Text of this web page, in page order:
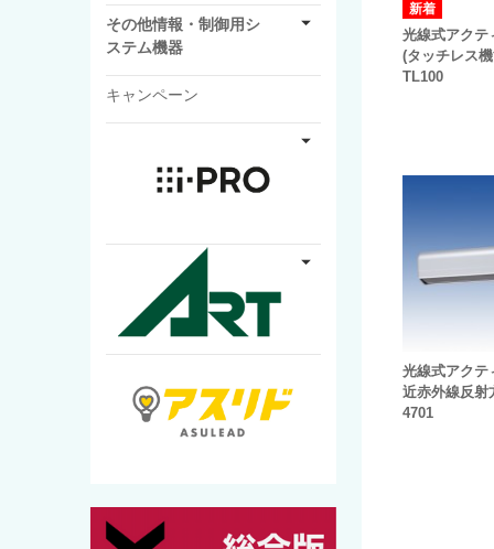
光線式アクテ
(タッチレス
TL100
光線式アクテ
近赤外線反射
4701
その他情報・制御用シ
ステム機器
キャンペーン